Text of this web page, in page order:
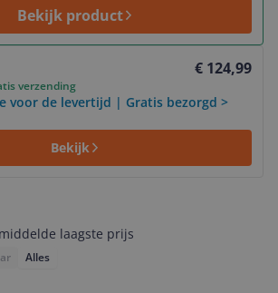
Bekijk product
€ 124,99
verzending
voor de levertijd | Gratis bezorgd >
Bekijk
laagste prijs
Alles